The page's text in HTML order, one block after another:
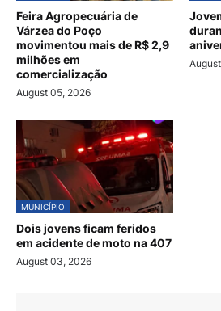
Feira Agropecuária de
Várzea do Poço
movimentou mais de R$ 2,9
milhões em
comercialização
August 05, 2026
MUNICÍPIO
Dois jovens ficam feridos
em acidente de moto na 407
August 03, 2026